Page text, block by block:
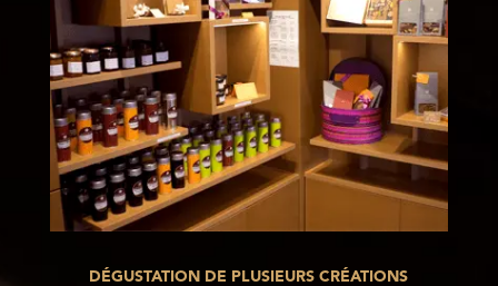
DÉGUSTATION DE PLUSIEURS CRÉATIONS